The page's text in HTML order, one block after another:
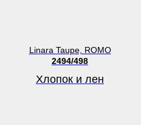
Linara Taupe, ROMO
2494/498
Хлопок и лен